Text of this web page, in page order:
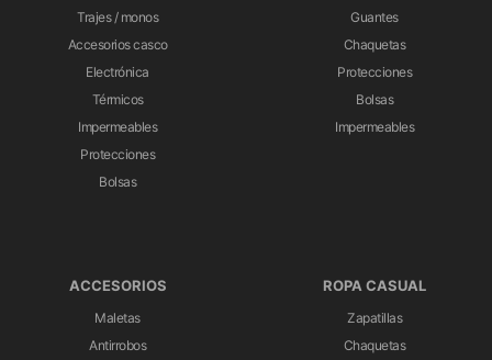
Trajes / monos
Accesorios casco
Electrónica
Térmicos
Impermeables
Protecciones
Bolsas
Guantes
Chaquetas
Protecciones
Bolsas
Impermeables
ACCESORIOS
Maletas
Antirrobos
ROPA CASUAL
Zapatillas
Chaquetas